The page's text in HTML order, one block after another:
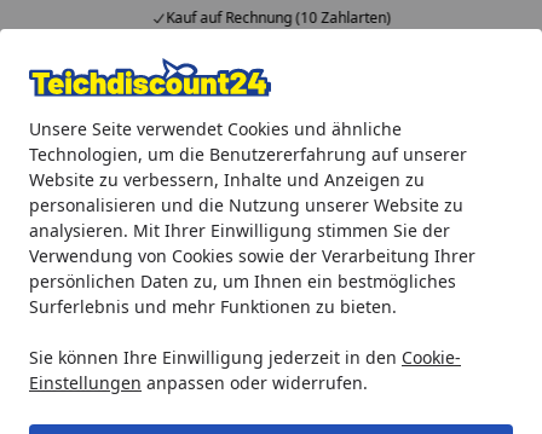
Unsere Seite verwendet Cookies und ähnliche
Technologien, um die Benutzererfahrung auf unserer
Website zu verbessern, Inhalte und Anzeigen zu
personalisieren und die Nutzung unserer Website zu
analysieren. Mit Ihrer Einwilligung stimmen Sie der
Verwendung von Cookies sowie der Verarbeitung Ihrer
persönlichen Daten zu, um Ihnen ein bestmögliches
Surferlebnis und mehr Funktionen zu bieten.
Sie können Ihre Einwilligung jederzeit in den Cookie-
Einstellungen anpassen oder widerrufen.
Kauf auf Rechnung (10 Zahlarten)
Alle Produkte
Mein Konto
Suchen
Startseite
Teichprodukte Teichbau Zubehör für Teichbau
Oase Pflanzkorb viereckig
(1 Bewertung)